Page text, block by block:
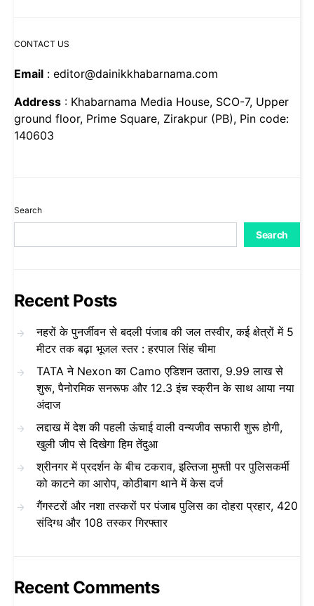
CONTACT US
Email : editor@dainikkhabarnama.com
Address : Khabarnama Media House, SCO-7, Upper
ground floor, Prime Square, Zirakpur (PB), Pin code:
140603
Search
Search
Recent Posts
नहरों के पुनर्जीवन से बदली पंजाब की जल तस्वीर, कई क्षेत्रों में 5
मीटर तक बढ़ा भूजल स्तर : हरपाल सिंह चीमा
TATA ने Nexon का Camo एडिशन उतारा, 9.99 लाख से
शुरू, पैनोरमिक सनरूफ और 12.3 इंच स्क्रीन के साथ आया नया
अंदाज
लद्दाख में देश की पहली ऊंचाई वाली वन्यजीव सफारी शुरू होगी,
खुली जीप से दिखेगा हिम तेंदुआ
श्रीनगर में प्रदर्शन के बीच टकराव, इल्तिजा मुफ्ती पर पुलिसकर्मी
को काटने का आरोप, कोठीबाग थाने में केस दर्ज
गैंगस्टरों और नशा तस्करों पर पंजाब पुलिस का दोहरा प्रहार, 420
संदिग्ध और 108 तस्कर गिरफ्तार
Recent Comments